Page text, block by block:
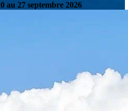
au 27 septembre 2026